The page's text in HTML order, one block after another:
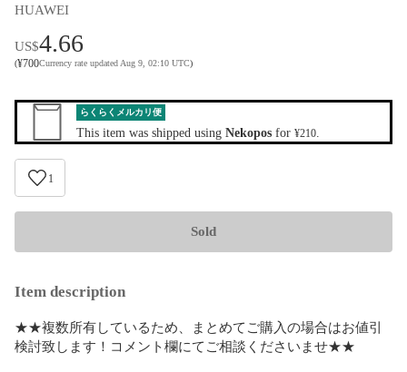
HUAWEI
US$4.66
(¥700Currency rate updated Aug 9, 02:10 UTC)
らくらくメルカリ便
This item was shipped using Nekopos for ¥210
1
Sold
Item description
★★複数所有しているため、まとめてご購入の場合はお値引
検討致します！コメント欄にてご相談くださいませ★★